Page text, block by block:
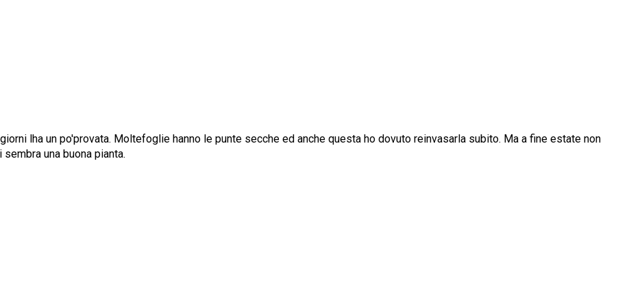
lha un po'provata. Moltefoglie hanno le punte secche ed anche questa ho dovuto reinvasarla subito. Ma a fine estate non
una buona pianta.